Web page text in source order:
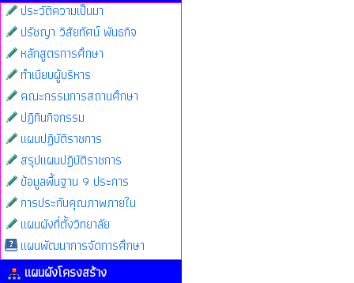
ประวัติความเป็นมา
ปรัชญา วิสัยทัศน์ พันธกิจ
หลักสูตรการศึกษา
ทำเนียบผู้บริหาร
คณะกรรมการสถานศึกษา
ปฏิทินกิจกรรม
แผนปฏิบัติราชการ
สรุปแผนปฏิบัติราชการ
ข้อมูลพื้นฐาน 9 ประการ
การประกันคุณภาพภายใน
แผนผังที่ตั้งวิทยาลัย
แผนพัฒนาการจัดการศึกษา
แผนผังโครงสร้าง